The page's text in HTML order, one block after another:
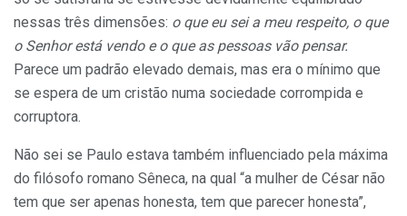
nessas três dimensões: o que eu sei a meu respeito, o que
o Senhor está vendo e o que as pessoas vão pensar.
Parece um padrão elevado demais, mas era o mínimo que
se espera de um cristão numa sociedade corrompida e
corruptora.
Não sei se Paulo estava também influenciado pela máxima
do filósofo romano Sêneca, na qual “a mulher de César não
tem que ser apenas honesta, tem que parecer honesta”,